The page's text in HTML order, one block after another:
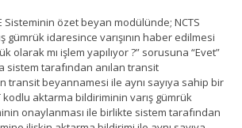
Sisteminin özet beyan modülünde; NCTS
gümrük idaresince varışının haber edilmesi
olarak mı işlem yapılıyor ?” sorusuna “Evet”
sistem tarafından anılan transit
transit beyannamesi ile aynı sayıya sahip bir
kodlu aktarma bildiriminin varış gümrük
onaylanması ile birlikte sistem tarafından